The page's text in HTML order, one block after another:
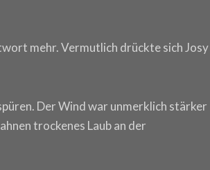
mehr. Vermutlich drückte sich Josy
Der Wind war unmerklich stärker
trockenes Laub an der